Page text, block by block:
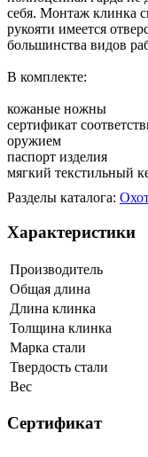
себя. Монтаж клинка
рукояти имеется
большинства видов
В комплекте:
кожаные ножны
сертификат
оружием
паспорт изделия
мягкий текстильный
Разделы каталога:
Характеристики
Производитель
Общая длина
Длина клинка
Толщина клинка
Марка стали
Твердость стали
Вес
Сертификат